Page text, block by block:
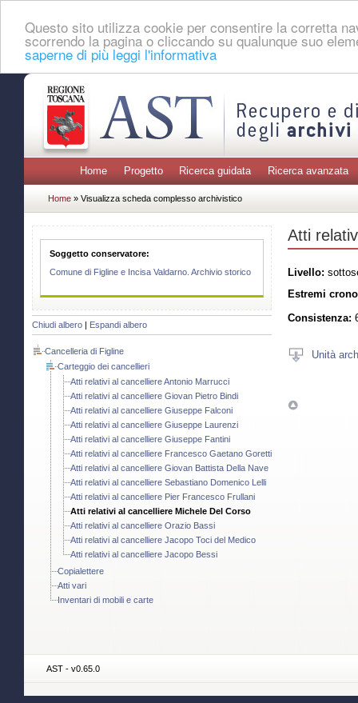
Questo sito utilizza cookie per consentire la corretta
scorrendo la pagina o cliccando su qualunque suo
saperne di più leggi l'informativa
Home Progetto Ricerca guidata Ricerca avanzata
Home » Visualizza scheda complesso archivistico
Soggetto conservatore:
Comune di Figline e Incisa Valdarno. Archivio storico
Chiudi albero Espandi albero
Cancelleria di Figline
Carteggio dei cancellieri
Atti relativi al cancelliere Antonio Marrucci
Atti relativi al cancelliere Giovan Pietro Bindi
Atti relativi al cancelliere Giuseppe Falconi
Atti relativi al cancelliere Giuseppe Laurenzi
Atti relativi al cancelliere Giuseppe Fantini
Atti relativi al cancelliere Francesco Gaetano Goretti
Atti relativi al cancelliere Giovan Battista Della Nave
Atti relativi al cancelliere Sebastiano Domenico Lelli
Atti relativi al cancelliere Pier Francesco Frullani
Atti relativi al cancelliere Michele Del Corso
Atti relativi al cancelliere Orazio Bassi
Atti relativi al cancelliere Jacopo Toci del Medico
Atti relativi al cancelliere Jacopo Bessi
Copialettere
Atti vari
Inventari di mobili e carte
Atti
Livello:
Estremi
Consistenza:
Unità
AST - v0.65.0